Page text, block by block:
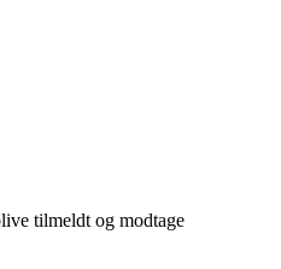
tilmeldt og modtage